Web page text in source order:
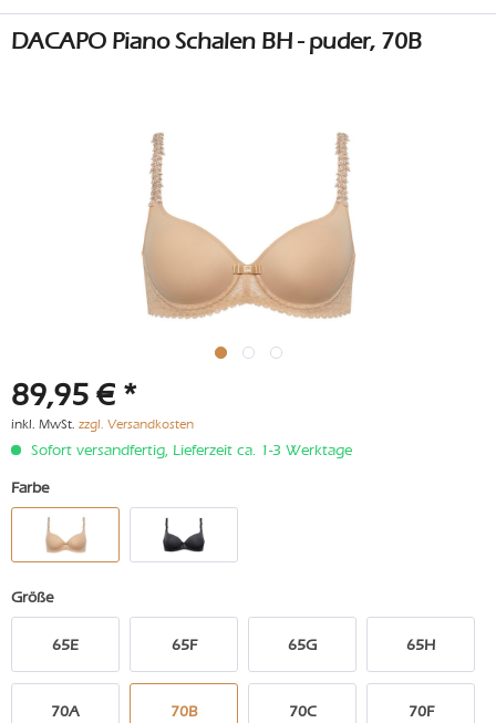
DACAPO Piano Schalen BH - puder, 70B
89,95 € *
inkl. MwSt. zzgl. Versandkosten
Sofort versandfertig, Lieferzeit ca. 1-3 Werktage
Farbe
Größe
65E 65F 65G 65H
70A 70B 70C 70F